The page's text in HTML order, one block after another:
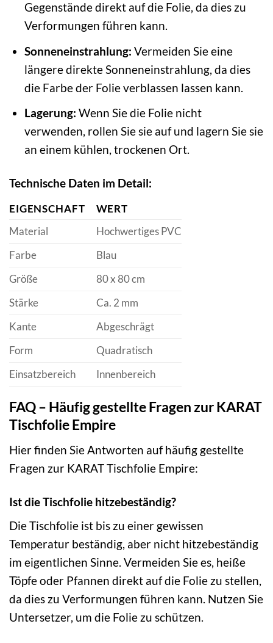
Gegenstände direkt auf die Folie, da dies zu
Verformungen führen kann.
Sonneneinstrahlung: Vermeiden Sie eine
längere direkte Sonneneinstrahlung, da dies
die Farbe der Folie verblassen lassen kann.
Lagerung: Wenn Sie die Folie nicht
verwenden, rollen Sie sie auf und lagern Sie sie
an einem kühlen, trockenen Ort.
Technische Daten im Detail:
EIGENSCHAFT
WERT
Material
Hochwertiges PVC
Farbe
Blau
Größe
80 x 80 cm
Stärke
Ca. 2 mm
Kante
Abgeschrägt
Form
Quadratisch
Einsatzbereich
Innenbereich
FAQ – Häufig gestellte Fragen zur KARAT
Tischfolie Empire
Hier finden Sie Antworten auf häufig gestellte
Fragen zur KARAT Tischfolie Empire:
Ist die Tischfolie hitzebeständig?
Die Tischfolie ist bis zu einer gewissen
Temperatur beständig, aber nicht hitzebeständig
im eigentlichen Sinne. Vermeiden Sie es, heiße
Töpfe oder Pfannen direkt auf die Folie zu stellen,
da dies zu Verformungen führen kann. Nutzen Sie
Untersetzer, um die Folie zu schützen.